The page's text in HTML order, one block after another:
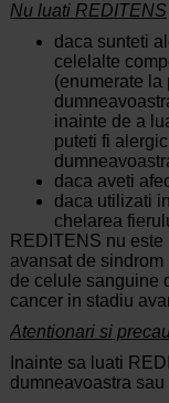
Nu luati REDITENS
daca sunteti
celelalte
(enumerate la
inainte de a
puteti fi
daca aveti
daca utilizati
chelarea
REDITENS nu
avansat de
de celule sanguine
cancer in stadiu
Atentionari si
Inainte sa luati
dumneavoastra